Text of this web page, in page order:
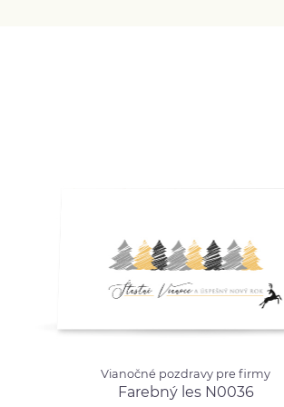
Vianočné pozdravy pre firmy
Farebný les N0036
Vianočné pozdravy pre firmy
Farebný les N0036